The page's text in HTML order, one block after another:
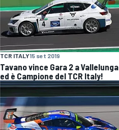
TCR ITALY15 set 2019
Tavano vince Gara 2 a Vallelunga
ed è Campione del TCR Italy!